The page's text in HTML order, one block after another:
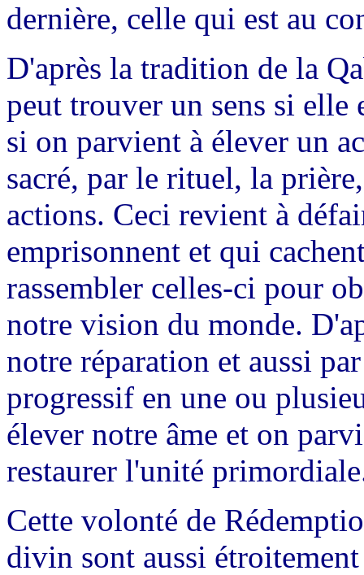
dernière, celle qui est au
D'après la tradition de la
peut trouver un sens si elle
si on parvient à élever un
sacré, par le rituel, la
actions. Ceci revient à
emprisonnent et qui
rassembler celles-ci pour
notre vision du monde.
notre réparation et aussi
progressif en une ou
élever notre âme et on
restaurer l'unité
Cette volonté de
divin sont aussi